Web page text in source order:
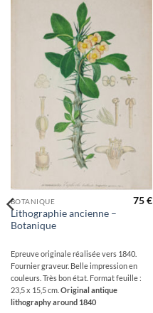
BOTANIQUE
Lithographie ancienne –
Botanique
75€
Epreuve originale réalisée vers 1840.
Fournier graveur. Belle impression en
couleurs. Très bon état. Format feuille :
23,5 x 15,5 cm. Original antique
lithography around 1840